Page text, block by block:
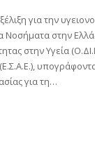
για την
Νοσήματα στην
στην Υγεία
για τη…